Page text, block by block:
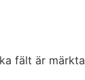
fält är märkta